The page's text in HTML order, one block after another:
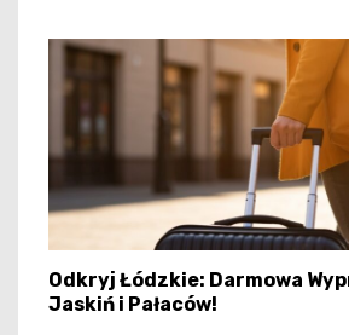
Odkryj Łódzkie: Darmowa
Jaskiń i Pałaców!